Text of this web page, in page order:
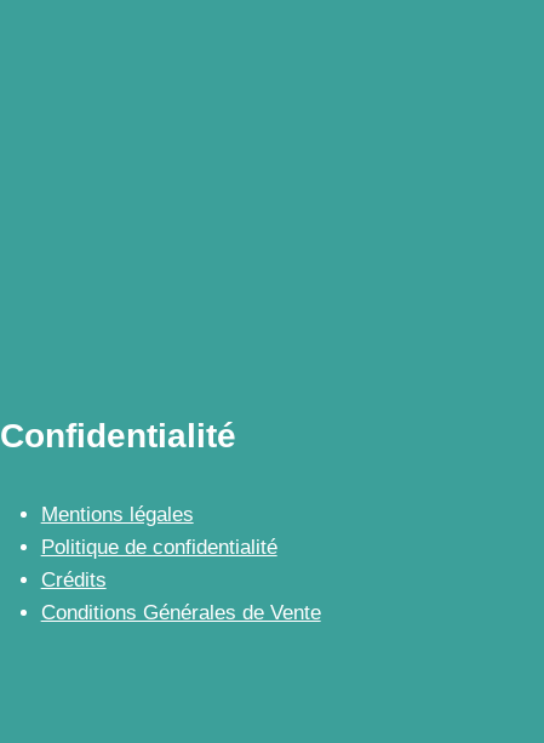
Confidentialité
Mentions légales
Politique de confidentialité
Crédits
Conditions Générales de Vente